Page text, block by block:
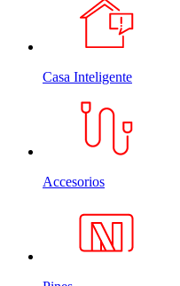
Casa Inteligente
Accesorios